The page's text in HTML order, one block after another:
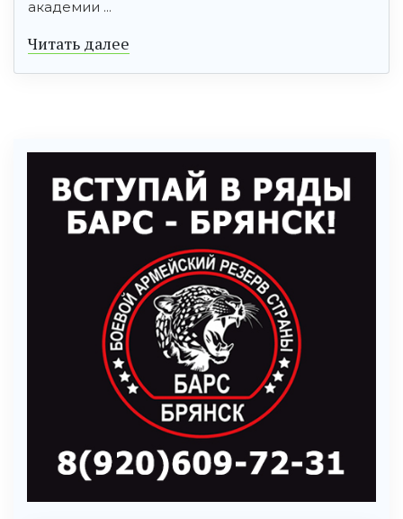
академии ...
Читать далее